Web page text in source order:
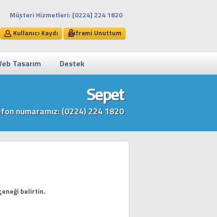
Müşteri Hizmetleri: [0224] 224 1820
Şifremi Unuttum
Kullanıcı Kaydı
Tasarım Destek
Sepet
numaramız: (0224) 224 1820
belirtin.